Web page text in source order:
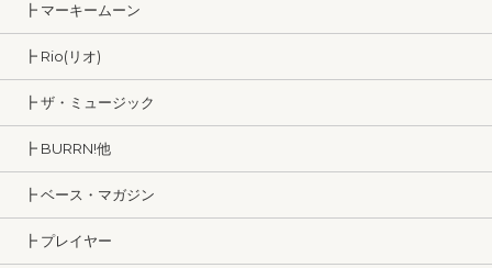
┣ マーキームーン
┣ Rio(リオ)
┣ ザ・ミュージック
┣ BURRN!他
┣ ベース・マガジン
┣ プレイヤー